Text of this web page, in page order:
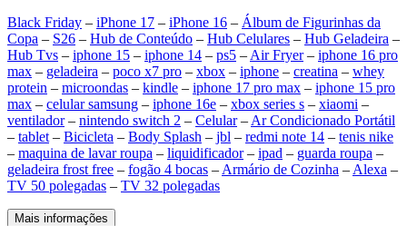
Black Friday – iPhone 17 – iPhone 16 – Álbum de Figurinhas da
Copa – S26 – Hub de Conteúdo – Hub Celulares – Hub Geladeira –
Hub Tvs – iphone 15 – iphone 14 – ps5 – Air Fryer– iphone 16 pro
max – geladeira – poco x7 pro – xbox – iphone – creatina – whey
protein – microondas – kindle – iphone 17 pro max – iphone 15 pro
max – celular samsung – iphone 16e – xbox series s – xiaomi –
ventilador– nintendo switch 2 – Celular– Ar Condicionado Portátil
– tablet – Bicicleta – Body Splash – jbl – redmi note 14 – tenis nike
– maquina de lavar roupa – liquidificador– ipad – guarda roupa –
geladeira frost free – fogão 4 bocas – Armário de Cozinha – Alexa –
TV 50 polegadas – TV 32 polegadas
Mais informações